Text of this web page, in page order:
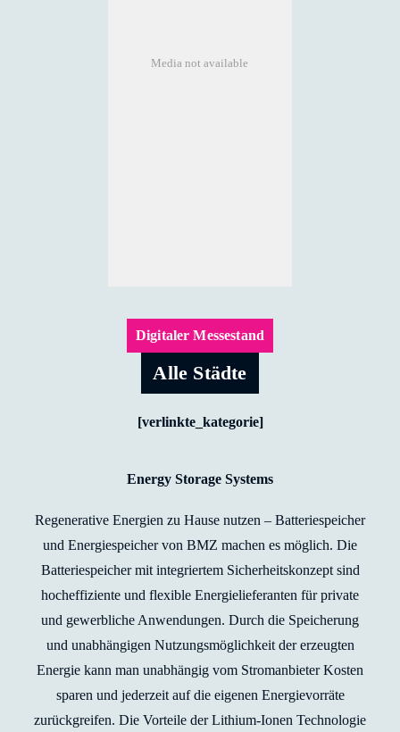
Digitaler Messestand
Alle Städte
[verlinkte_kategorie]
Energy Storage Systems
Regenerative Energien zu Hause nutzen – Batteriespeicher
und Energiespeicher von BMZ machen es möglich. Die
Batteriespeicher mit integriertem Sicherheitskonzept sind
hocheffiziente und flexible Energielieferanten für private
und gewerbliche Anwendungen. Durch die Speicherung
und unabhängigen Nutzungsmöglichkeit der erzeugten
Energie kann man unabhängig vom Stromanbieter Kosten
sparen und jederzeit auf die eigenen Energievorräte
zurückgreifen. Die Vorteile der Lithium-Ionen Technologie
Media not available